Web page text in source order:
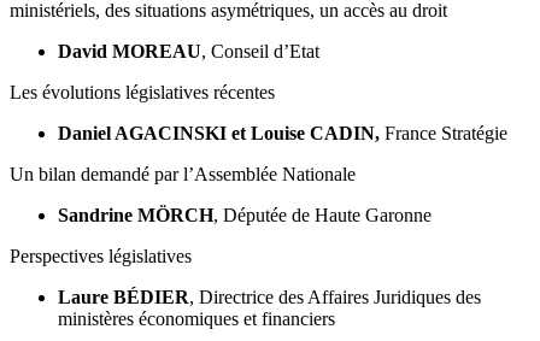
ministériels, des situations asymétriques, un accès au droit
David MOREAU, Conseil d’Etat
Les évolutions législatives récentes
Daniel AGACINSKI et Louise CADIN, France Stratégie
Un bilan demandé par l’Assemblée Nationale
Sandrine MÖRCH, Députée de Haute Garonne
Perspectives législatives
Laure BÉDIER, Directrice des Affaires Juridiques des
ministères économiques et financiers